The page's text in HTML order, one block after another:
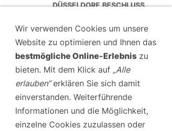
DÜSSELDORF, BESCHLUSS
6 L 188/13
FREIWILLIGER
VERZICHT AUF DIE
UND
PUNKTEVERFALL
Sachverhalt:Ein Fahrer
verzichtete freiwillig auf
Wir verwenden Cookies um unsere
Website zu optimieren und Ihnen das
bestmögliche Online-Erlebnis zu
bieten. Mit dem Klick auf „Alle
erlauben“erklären Sie sich damit
einverstanden. Weiterführende
Informationen und die Möglichkeit,
einzelne Cookies zuzulassen oder